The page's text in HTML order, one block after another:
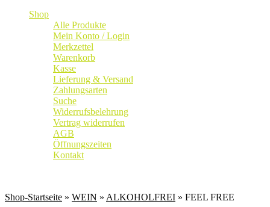
Shop
Alle Produkte
Mein Konto / Login
Merkzettel
Warenkorb
Kasse
Lieferung & Versand
Zahlungsarten
Suche
Widerrufsbelehrung
Vertrag widerrufen
AGB
Öffnungszeiten
Kontakt
Shop-Startseite » WEIN » ALKOHOLFREI » FEEL FREE